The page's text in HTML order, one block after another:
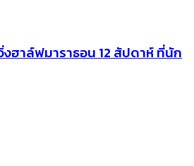
ฮาล์ฟมาราธอน 12 สัปดาห์ ที่นัก